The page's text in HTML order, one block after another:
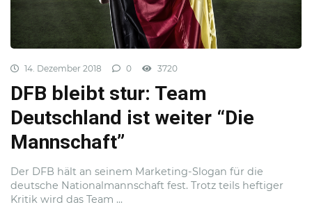
14. Dezember 2018 0 3720
DFB bleibt stur: Team
Deutschland ist weiter “Die
Mannschaft”
Der DFB hält an seinem Marketing-Slogan für die
deutsche Nationalmannschaft fest. Trotz teils heftiger
Kritik wird das Team ...